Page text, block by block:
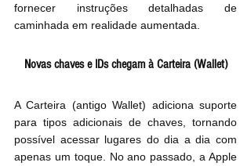
fornecer instruções detalhadas de
caminhada em realidade aumentada.
Novas chaves e IDs chegam à Carteira (Wallet)
A Carteira (antigo Wallet) adiciona suporte
para tipos adicionais de chaves, tornando
possível acessar lugares do dia a dia com
apenas um toque. No ano passado, a Apple